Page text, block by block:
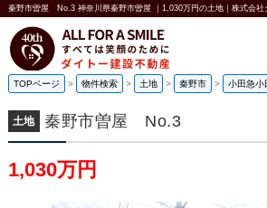
秦野市曽屋 No.3 神奈川県秦野市曽屋 ｜1,030万円の土地｜株式会社
TOPページ > 物件検索 > 土地 > 秦野市 > 小田急小
土地 秦野市曽屋 No.3
1,030万円